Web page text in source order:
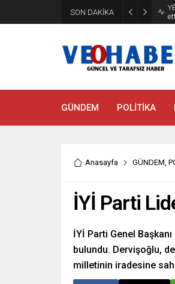
SON DAKİKA
GÜNDEM POLİTİKA
Anasayfa GÜNDEM,
İYİ Parti
İYİ Parti Genel
bulundu. Dervişoğlu,
milletinin iradesine